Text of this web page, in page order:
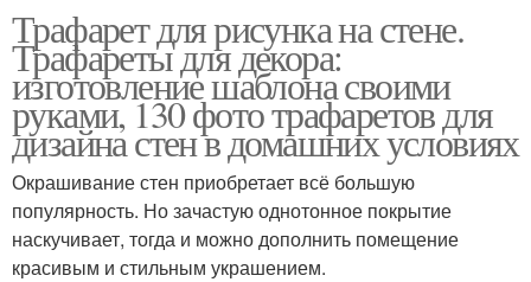
Трафарет для рисунка на стене.
Трафареты для декора:
изготовление шаблона своими
руками, 130 фото трафаретов для
дизайна стен в домашних условиях
Окрашивание стен приобретает всё большую
популярность. Но зачастую однотонное покрытие
наскучивает, тогда и можно дополнить помещение
красивым и стильным украшением.